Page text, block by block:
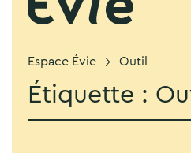
Espace Évie Outil
Étiquette :